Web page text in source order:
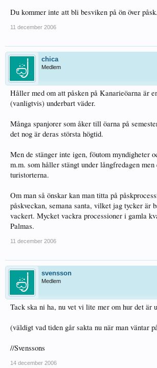
Du kommer inte att bli besviken på ön över
11 december 2006
chica
Medlem
Håller med om att påsken på Kanarieöarna är
(vanligtvis) underbart väder.
Många spanjorer som åker till öarna på
det nog är deras största högtid.
Men de stänger inte igen, föutom myndigheter
m.m. som håller stängt under långfredagen
turistorterna.
Om man så önskar kan man titta på
påskveckan, semana santa, vilket jag tycker är
vackert. Mycket vackra processioner i gamla
Palmas.
11 december 2006
svensson
Medlem
Tack ska ni ha, nu vet vi lite mer om hur det är
(väldigt vad tiden går sakta nu när man väntar
//Svenssons
14 december 2006